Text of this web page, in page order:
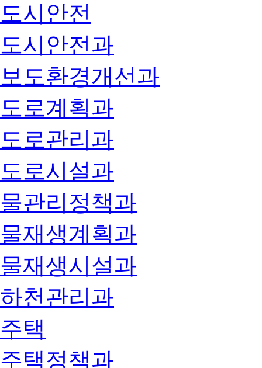
도시안전
도시안전과
보도환경개선과
도로계획과
도로관리과
도로시설과
물관리정책과
물재생계획과
물재생시설과
하천관리과
주택
주택정책과